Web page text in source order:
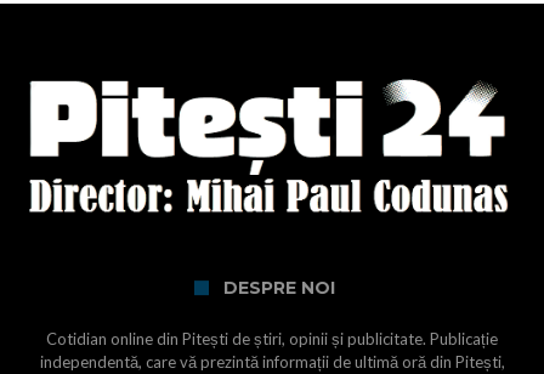
DESPRE NOI
Cotidian online din Pitești de știri, opinii și publicitate. Publicație
independentă, care vă prezintă informații de ultimă oră din Pitești,